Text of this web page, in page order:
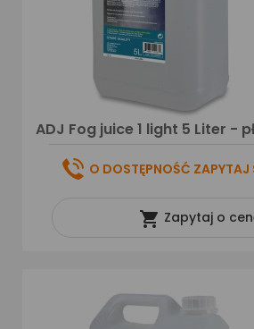
ADJ Fog juice 1 light 5 Liter -
O DOSTĘPNOŚĆ ZAPYTAJ
 Zapytaj o